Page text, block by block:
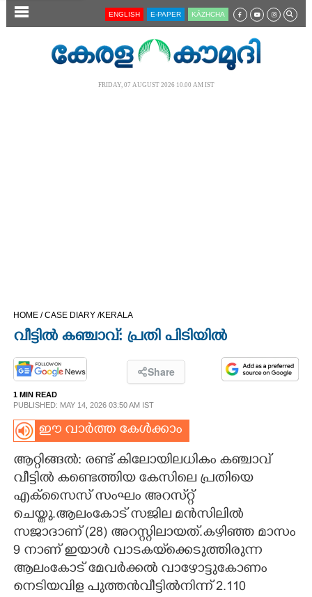
SECTIONS
OPINION
PHOTOS
LIFESTYLE
SPIRITUAL
INFO+
ART
ENGLISH E-PAPER KĀZHCHA
FRIDAY, 07 AUGUST 2026 10.00 AM IST
HOME /CASE DIARY /KERALA
വീട്ടിൽ കഞ്ചാവ്: പ്രതി പിടിയിൽ
Share
1 MIN READ
PUBLISHED: MAY 14, 2026 03:50 AM IST
ഈ വാർത്ത കേൾക്കാം
ആറ്റിങ്ങൽ: രണ്ട് കിലോയിലധികം കഞ്ചാവ്
വീട്ടിൽ കണ്ടെത്തിയ കേസിലെ പ്രതിയെ
എക്സൈസ് സംഘം അറസ്‌റ്റ്
ചെയ്തു.ആലംകോട് സജില മൻസിലിൽ
സജാദാണ് (28) അറസ്റ്റിലായത്.കഴിഞ്ഞ മാസം
9 നാണ് ഇയാൾ വാടകയ്‌ക്കെടുത്തിരുന്ന
ആലംകോട് മേവർക്കൽ വാഴോട്ടുകോണം
നെടിയവിള പുത്തൻവീട്ടിൽനിന്ന് 2.110